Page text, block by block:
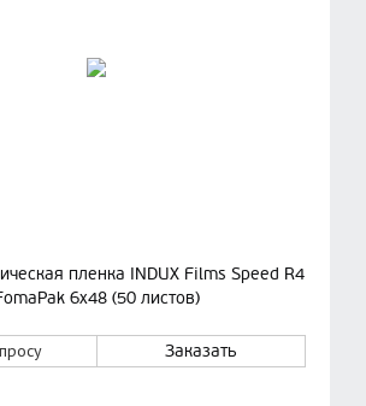
пленка INDUX Films Speed R4
6х48 (50 листов)
Заказать